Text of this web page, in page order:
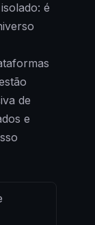
é
de
e